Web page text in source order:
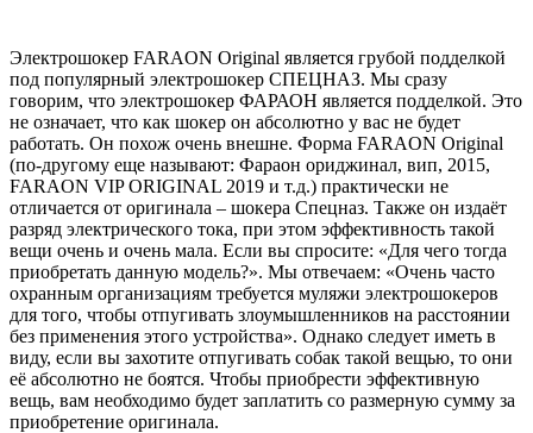
Электрошокер FARAON Original является грубой подделкой
под популярный электрошокер СПЕЦНАЗ. Мы сразу
говорим, что электрошокер ФАРАОН является подделкой. Это
не означает, что как шокер он абсолютно у вас не будет
работать. Он похож очень внешне. Форма FARAON Original
(по-другому еще называют: Фараон ориджинал, вип, 2015,
FARAON VIP ORIGINAL 2019 и т.д.) практически не
отличается от оригинала – шокера Спецназ. Также он издаёт
разряд электрического тока, при этом эффективность такой
вещи очень и очень мала. Если вы спросите: «Для чего тогда
приобретать данную модель?». Мы отвечаем: «Очень часто
охранным организациям требуется муляжи электрошокеров
для того, чтобы отпугивать злоумышленников на расстоянии
без применения этого устройства». Однако следует иметь в
виду, если вы захотите отпугивать собак такой вещью, то они
её абсолютно не боятся. Чтобы приобрести эффективную
вещь, вам необходимо будет заплатить со размерную сумму за
приобретение оригинала.